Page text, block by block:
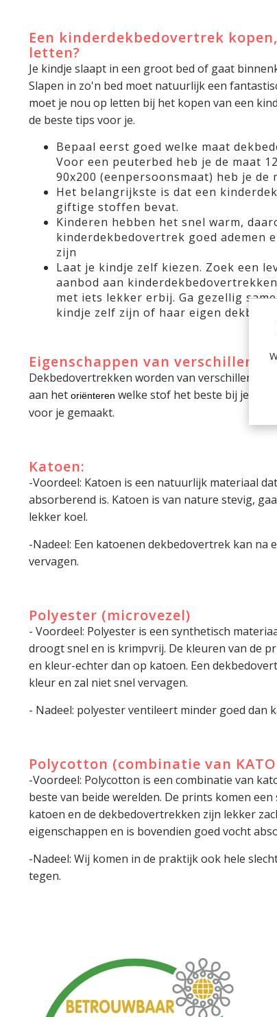
Een kinderdekbedovertrek
letten?
Je kindje slaapt in een groot bed of gaat
Slapen in zo'n bed moet natuurlijk een
moet je nou op letten bij het kopen van een
de beste tips voor je.
Bepaal eerst goed welke maat
Voor een peuterbed heb je de maat
90x200 (eenpersoonsmaat) heb je de
Het belangrijkste is dat een
giftige stoffen bevat.
Kinderen hebben het snel warm,
kinderdekbedovertrek goed ademen
zijn
Laat je kindje zelf kiezen. Zoek een
aanbod aan
met iets lekker erbij. Ga gezellig
kindje zelf zijn of haar eigen
Eigenschappen van
Dekbedovertrekken worden van verschillende
aan het oriënteren welke stof het beste bij je
voor je gemaakt.
Katoen:
-Voordeel: Katoen is een natuurlijk materiaal
absorberend is. Katoen is van nature stevig,
lekker koel.
-Nadeel: Een katoenen dekbedovertrek kan na
vervagen.
Polyester (microvezel)
- Voordeel: Polyester is een synthetisch
droogt snel en is krimpvrij. De kleuren van de
en kleur-echter dan op katoen. Een
kleur en zal niet snel vervagen.
- Nadeel: polyester ventileert minder goed dan
Polycotton (combinatie van
-Voordeel: Polycotton is een combinatie van
beste van beide werelden. De prints komen
katoen en de dekbedovertrekken zijn lekker
eigenschappen en is bovendien goed vocht
-Nadeel: Wij komen in de praktijk ook hele
tegen.